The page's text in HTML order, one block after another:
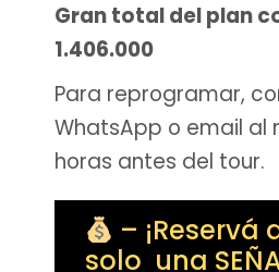
Gran total del plan
1.406.000
Para reprogramar,
WhatsApp o email al
horas antes del tour.
– ¡Reservá
solo una